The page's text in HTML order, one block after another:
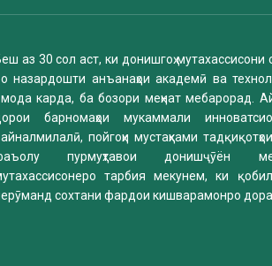
аз 30 сол аст, ки донишгоҳ мутахассисони
назардошти анъанаҳои академӣ ва
карда, ба бозори меҳнат мебарорад.
барномаҳои мукаммали
пойгоҳи мустаҳками
пурмуҳтавои донишҷӯён
тарбия мекунем, ки
сохтани фардои кишварамонро